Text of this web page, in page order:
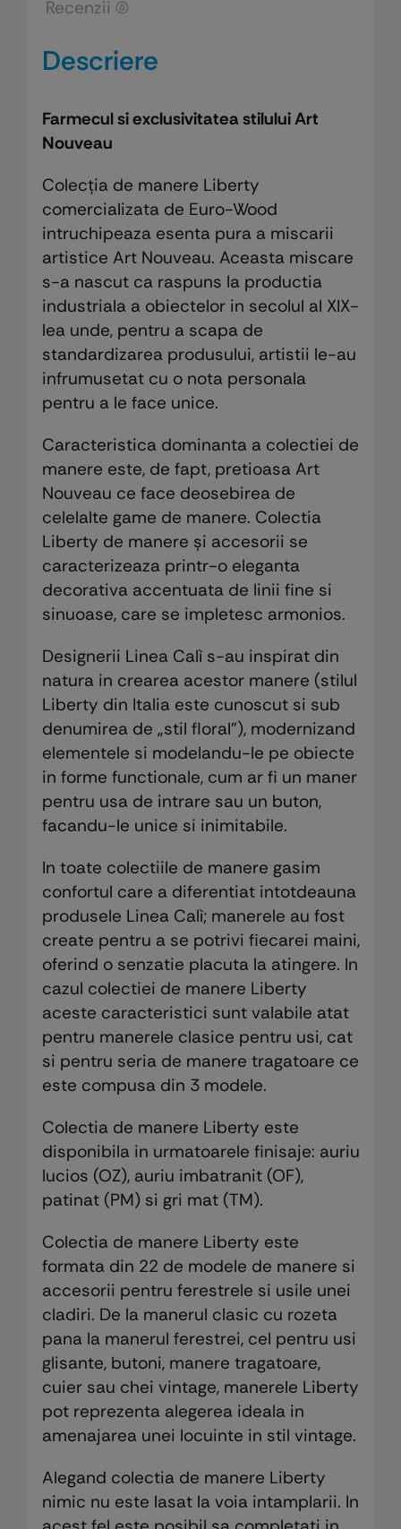
Recenzii (0)
Descriere
Farmecul si exclusivitatea stilului Art
Nouveau
Colecția de manere Liberty
comercializata de Euro-Wood
intruchipeaza esenta pura a miscarii
artistice Art Nouveau. Aceasta miscare
s-a nascut ca raspuns la productia
industriala a obiectelor in secolul al XIX-
lea unde, pentru a scapa de
standardizarea produsului, artistii le-au
infrumusetat cu o nota personala
pentru a le face unice.
Caracteristica dominanta a colectiei de
manere este, de fapt, pretioasa Art
Nouveau ce face deosebirea de
celelalte game de manere. Colectia
Liberty de manere și accesorii se
caracterizeaza printr-o eleganta
decorativa accentuata de linii fine si
sinuoase, care se impletesc armonios.
Designerii Linea Calì s-au inspirat din
natura in crearea acestor manere (stilul
Liberty din Italia este cunoscut si sub
denumirea de „stil floral”), modernizand
elementele si modelandu-le pe obiecte
in forme functionale, cum ar fi un maner
pentru usa de intrare sau un buton,
facandu-le unice si inimitabile.
In toate colectiile de manere gasim
confortul care a diferentiat intotdeauna
produsele Linea Calì; manerele au fost
create pentru a se potrivi fiecarei maini,
oferind o senzatie placuta la atingere. In
cazul colectiei de manere Liberty
aceste caracteristici sunt valabile atat
pentru manerele clasice pentru usi, cat
si pentru seria de manere tragatoare ce
este compusa din 3 modele.
Colectia de manere Liberty este
disponibila in urmatoarele finisaje: auriu
lucios (OZ), auriu imbatranit (OF),
patinat (PM) si gri mat (TM).
Colectia de manere Liberty este
formata din 22 de modele de manere si
accesorii pentru ferestrele si usile unei
cladiri. De la manerul clasic cu rozeta
pana la manerul ferestrei, cel pentru usi
glisante, butoni, manere tragatoare,
cuier sau chei vintage, manerele Liberty
pot reprezenta alegerea ideala in
amenajarea unei locuinte in stil vintage.
Alegand colectia de manere Liberty
nimic nu este lasat la voia intamplarii. In